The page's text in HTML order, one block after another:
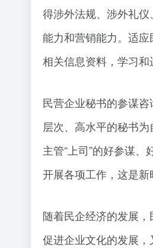
得涉外法规、涉外礼
能力和营销能力。适
相关信息资料，学习和
民营企业秘书的参谋
层次、高水平的秘书
主管“上司”的好参谋
开展各项工作，这是新
随着民企经济的发展，
促进企业文化的发展